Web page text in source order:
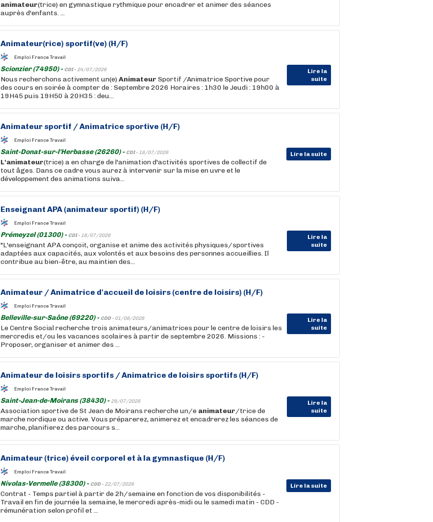
animateur(trice) en gymnastique rythmique pour encadrer et animer des séances
auprès d'enfants. ...
Animateur(rice) sportif(ve) (H/F)
Emploi France Travail
Scionzier (74950) - CDI - 24/07/2026
Lire la
suite
Nous recherchons activement un(e) Animateur Sportif /Animatrice Sportive pour
des cours en soirée à compter de : Septembre 2026 Horaires : 1h30 le Jeudi : 19h00 à
19H45 puis 19H50 à 20H35 : deu...
Animateur sportif / Animatrice sportive (H/F)
Emploi France Travail
Saint-Donat-sur-l'Herbasse (26260) - CDI - 18/07/2026 Lire la suite
L'animateur(trice) a en charge de l'animation d'activités sportives de collectif de
tout âges. Dans ce cadre vous aurez à intervenir sur la mise en uvre et le
développement des animations suiva...
Enseignant APA (animateur sportif) (H/F)
Emploi France Travail
Prémeyzel (01300) - CDI - 16/07/2026
Lire la
suite
"L'enseignant APA conçoit, organise et anime des activités physiques/sportives
adaptées aux capacités, aux volontés et aux besoins des personnes accueillies. Il
contribue au bien-être, au maintien des...
Animateur / Animatrice d'accueil de loisirs (centre de loisirs) (H/F)
Emploi France Travail
Belleville-sur-Saône (69220) - CDD - 01/08/2026
Lire la
suite
Le Centre Social recherche trois animateurs/animatrices pour le centre de loisirs les
mercredis et/ou les vacances scolaires à partir de septembre 2026. Missions : -
Proposer, organiser et animer des ...
Animateur de loisirs sportifs / Animatrice de loisirs sportifs (H/F)
Emploi France Travail
Saint-Jean-de-Moirans (38430) - 29/07/2026
Lire la
suite
Association sportive de St Jean de Moirans recherche un/e animateur/trice de
marche nordique ou active. Vous préparerez, animerez et encadrerez les séances de
marche, planifierez des parcours s...
Animateur (trice) éveil corporel et à la gymnastique (H/F)
Emploi France Travail
Nivolas-Vermelle (38300) - CDD - 22/07/2026 Lire la suite
Contrat - Temps partiel à partir de 2h/semaine en fonction de vos disponibilités -
Travail en fin de journée la semaine, le mercredi après-midi ou le samedi matin - CDD -
rémunération selon profil et ...